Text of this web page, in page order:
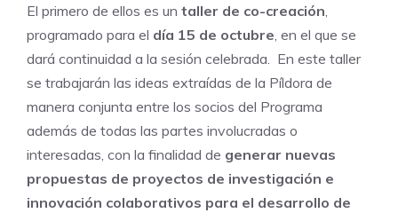
El primero de ellos es un taller de co-creación
programado para el día 15 de octubre , en el que se
dará continuidad a la sesión celebrada. En este taller
se trabajarán las ideas extraídas de la Píldora de
manera conjunta entre los socios del Programa
además de todas las partes involucradas o
interesadas, con la finalidad de generar nuevas
propuestas de proyectos de investigación e
innovación colaborativos para el desarrollo de